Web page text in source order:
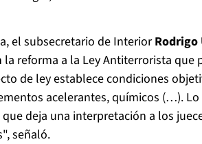
el subsecretario de InteriorRodrigo
la reforma a la Ley Antiterrorista que
de ley establece condiciones
acelerantes, químicos (…).
deja una interpretación a los
señaló.